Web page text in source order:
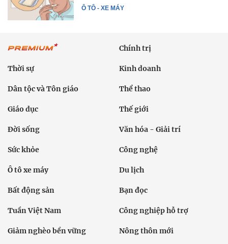
Ô TÔ - XE MÁY
Chính trị
Thời sự Kinh doanh
Dân tộc và Tôn giáo Thể thao
Giáo dục Thế giới
Đời sống Văn hóa - Giải trí
Sức khỏe Công nghệ
Ô tô xe máy Du lịch
Bất động sản Bạn đọc
Tuần Việt Nam Công nghiệp hỗ trợ
Giảm nghèo bền vững Nông thôn mới